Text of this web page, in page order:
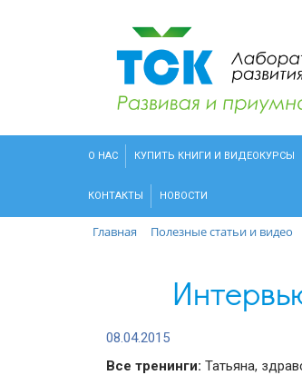
О НАС КУПИТЬ КНИГИ И ВИДЕОКУРСЫ
КОНТАКТЫ НОВОСТИ
Главная Полезные статьи и видео
08.04.2015
Все тренинги: Татьяна,